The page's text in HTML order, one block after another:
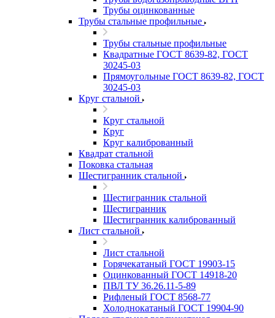
Трубы оцинкованные
Трубы стальные профильные
Трубы стальные профильные
Квадратные ГОСТ 8639-82, ГОСТ
30245-03
Прямоугольные ГОСТ 8639-82, ГОСТ
30245-03
Круг стальной
Круг стальной
Круг
Круг калиброванный
Квадрат стальной
Поковка стальная
Шестигранник стальной
Шестигранник стальной
Шестигранник
Шестигранник калиброванный
Лист стальной
Лист стальной
Горячекатаный ГОСТ 19903-15
Оцинкованный ГОСТ 14918-20
ПВЛ ТУ 36.26.11-5-89
Рифленый ГОСТ 8568-77
Холоднокатаный ГОСТ 19904-90